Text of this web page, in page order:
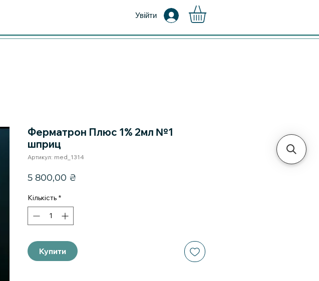
Увійти
Ферматрон Плюс 1% 2мл №1
шприц
Артикул: med_1314
5 800,00 ₴
Кількість *
Купити